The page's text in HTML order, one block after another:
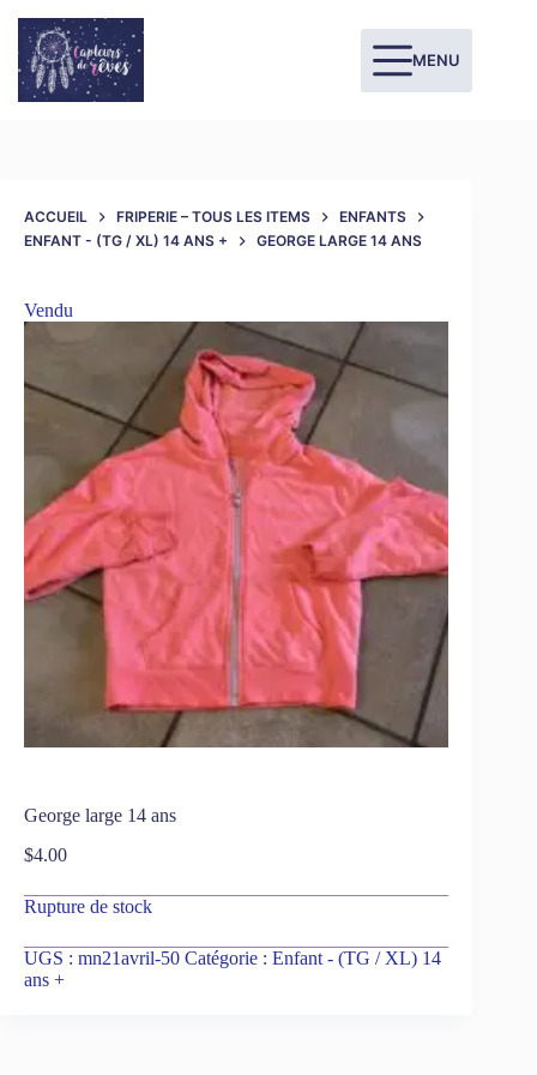
MENU
ACCUEIL FRIPERIE – TOUS LES ITEMS
ENFANTS
ENFANT - (TG / XL) 14 ANS +
GEORGE LARGE 14 ANS
Vendu
George large 14 ans
$4.00
Rupture de stock
UGS : mn21avril-50 Catégorie : Enfant - (TG / XL) 14
ans +